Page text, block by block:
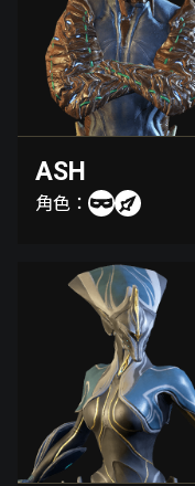
ASH
角色：